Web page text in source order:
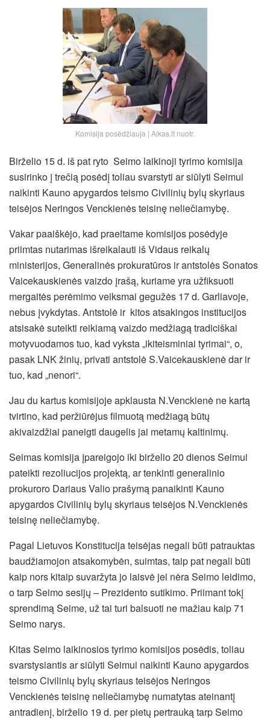
Komisija posėdžiauja | Alkas.lt nuotr.
Birželio 15 d. iš pat ryto Seimo laikinoji tyrimo komisija
susirinko į trečią posėdį toliau svarstyti ar siūlyti Seimui
naikinti Kauno apygardos teismo Civilinių bylų skyriaus
teisėjos Neringos Venckienės teisinę neliečiamybę.
Vakar paaiškėjo, kad praeitame komisijos posėdyje
priimtas nutarimas išreikalauti iš Vidaus reikalų
ministerijos, Generalinės prokuratūros ir antstolės Sonatos
Vaicekauskienės vaizdo įrašą, kuriame yra užfiksuoti
mergaitės perėmimo veiksmai gegužės 17 d. Garliavoje,
nebus įvykdytas. Antstolė ir kitos atsakingos institucijos
atsisakė suteikti reikiamą vaizdo medžiagą tradiciškai
motyvuodamos tuo, kad vyksta „ikiteisminiai tyrimai“, o,
pasak LNK žinių, privati antstolė S.Vaicekauskienė dar ir
tuo, kad „nenori“.
Jau du kartus komisijoje apklausta N.Venckienė ne kartą
tvirtino, kad peržiūrėjus filmuotą medžiagą būtų
akivaizdžiai paneigti daugelis jai metamų kaltinimų.
Seimas komisija įpareigojo iki birželio 20 dienos Seimui
pateikti rezoliucijos projektą, ar tenkinti generalinio
prokuroro Dariaus Valio prašymą panaikinti Kauno
apygardos Civilinių bylų skyriaus teisėjos N.Venckienės
teisinę neliečiamybę.
Pagal Lietuvos Konstitucija teisėjas negali būti patrauktas
baudžiamojon atsakomybėn, suimtas, taip pat negali būti
kaip nors kitaip suvaržyta jo laisvė jei nėra Seimo leidimo,
o tarp Seimo sesijų – Prezidento sutikimo. Priimant tokį
sprendimą Seime, už tai turi balsuoti ne mažiau kaip 71
Seimo narys.
Kitas Seimo laikinosios tyrimo komisijos posėdis, toliau
svarstysiantis ar siūlyti Seimui naikinti Kauno apygardos
teismo Civilinių bylų skyriaus teisėjos Neringos
Venckienės teisinę neliečiamybę numatytas ateinantį
antradienį, birželio 19 d. per pietų pertrauką tarp Seimo